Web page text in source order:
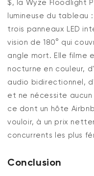
$, la Wyze Floodlight
lumineuse du tableau
trois panneaux LED
vision de 180° qui
angle mort. Elle filme
nocturne en couleur,
audio bidirectionnel,
et ne nécessite
ce dont un hôte
vouloir, à un prix
concurrents les plus
Conclusion